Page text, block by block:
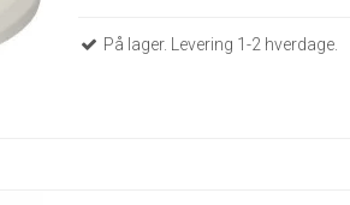
På lager. Levering 1-2 hverdage.